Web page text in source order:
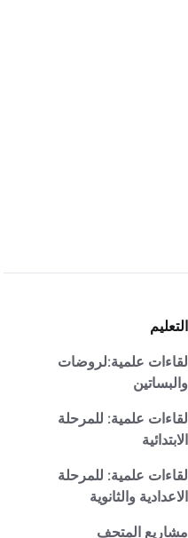
التعليم
لقاءات علمية:لروضات
والبساتين
لقاءات علمية: للمرحلة
الابتدائية
لقاءات علمية: للمرحلة
الاعدادية والثانوية
مشاريع المتحف